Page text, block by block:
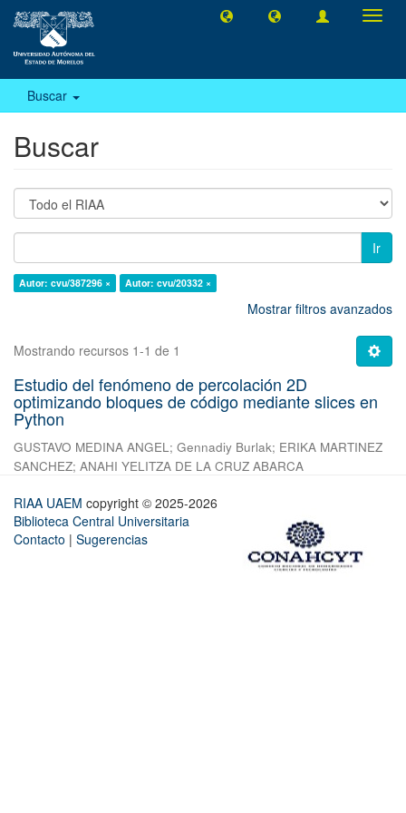
Buscar
Buscar
Ir
Autor: cvu/387296 × Autor: cvu/20332 ×
Mostrar filtros avanzados
Mostrando recursos 1-1 de 1
Estudio del fenómeno de percolación 2D
optimizando bloques de código mediante slices en
Python
GUSTAVO MEDINA ANGEL; Gennadiy Burlak; ERIKA MARTINEZ
SANCHEZ; ANAHI YELITZA DE LA CRUZ ABARCA
RIAA UAEM copyright © 2025-2026
Biblioteca Central Universitaria
Contacto | Sugerencias